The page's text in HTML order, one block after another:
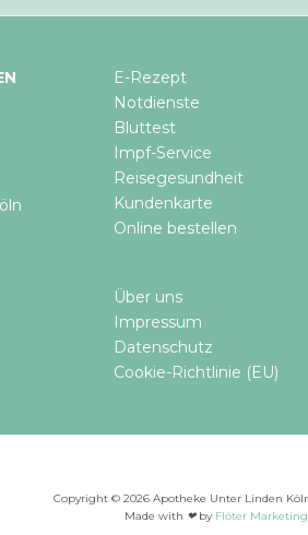
E-Rezept
Notdienste
Bluttest
Impf-Service
Reisegesundheit
Kundenkarte
Online bestellen​
Über uns
Impressum
Datenschutz
Cookie-Richtlinie (EU)
Copyright © 2026 Apotheke Unter Linden
Made with ❤by Flöter Marketing